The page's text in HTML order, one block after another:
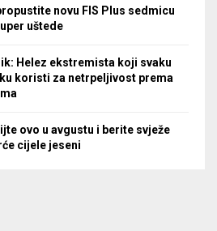
novu FIS Plus sedmicu
uštede
Helez ekstremista koji svaku
koristi za netrpeljivost prema
ovo u avgustu i berite svježe
cijele jeseni